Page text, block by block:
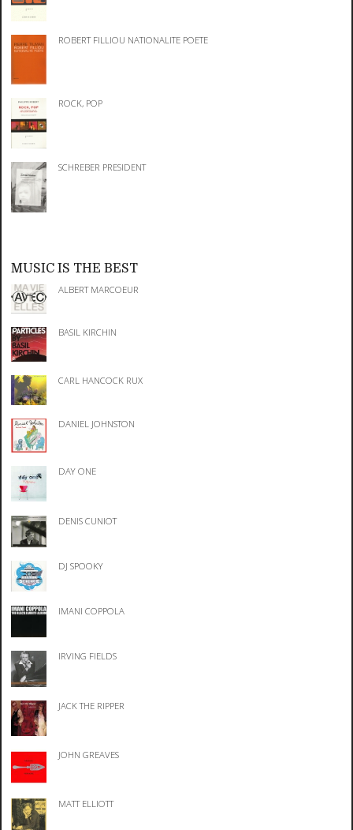
ROBERT FILLIOU NATIONALITE POETE
ROCK, POP
SCHREBER PRESIDENT
MUSIC IS THE BEST
ALBERT MARCOEUR
BASIL KIRCHIN
CARL HANCOCK RUX
DANIEL JOHNSTON
DAY ONE
DENIS CUNIOT
DJ SPOOKY
IMANI COPPOLA
IRVING FIELDS
JACK THE RIPPER
JOHN GREAVES
MATT ELLIOTT